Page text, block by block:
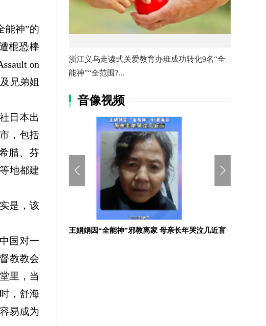
能神”的
棍恐棒
on
兄弟姐
日本出
，包括
腊、芬
地都建
是，该
国 对一
教教会
里，当
，舒海
易成为
浙江义乌走读式关爱教育办班成功转化9名“全
能神”“全范围?...
音像视频
王娟娟因“全能神”邪教离家 母亲长年哭泣几近盲